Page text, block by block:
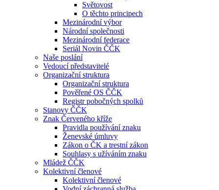
Světovost
O těchto principech
Mezinárodní výbor
Národní společnosti
Mezinárodní federace
Seriál Novin ČČK
Naše poslání
Vedoucí představitelé
Organizační struktura
Organizační struktura
Pověřené OS ČČK
Registr pobočných spolků
Stanovy ČČK
Znak Červeného kříže
Pravidla používání znaku
Ženevské úmluvy
Zákon o ČK a trestní zákon
Souhlasy s užíváním znaku
Mládež ČČK
Kolektivní členové
Kolektivní členové